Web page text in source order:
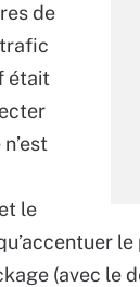
de
trafic
était
le
le
(avec le